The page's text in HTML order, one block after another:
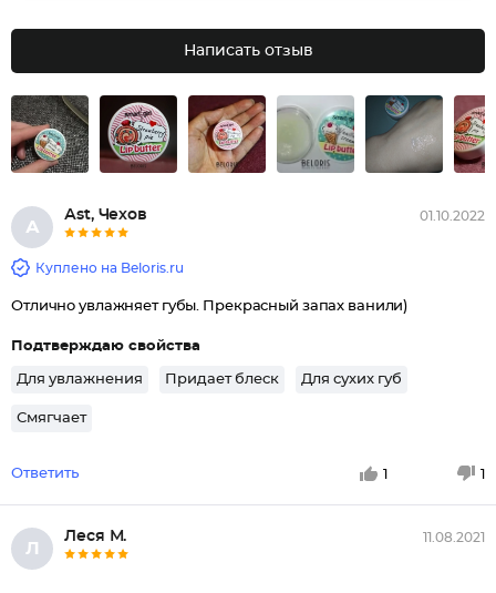
Написать отзыв
А
Аst, Чехов 01.10.2022
Куплено на Beloris.ru
Отлично увлажняет губы. Прекрасный запах ванили)
Подтверждаю свойства
Для увлажнения Придает блеск Для сухих губ
Смягчает
Ответить 1 1
Л
Леся М. 11.08.2021